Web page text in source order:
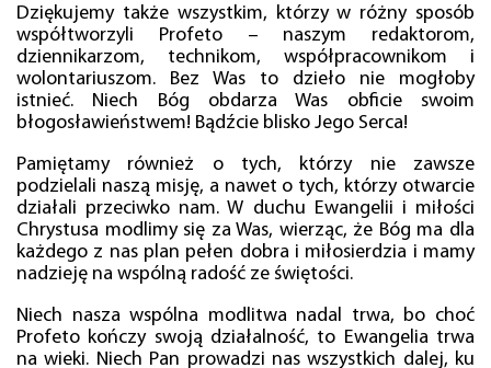
Dziękujemy także wszystkim, którzy w różny sposób
współtworzyli Profeto – naszym redaktorom,
dziennikarzom, technikom, współpracownikom i
wolontariuszom. Bez Was to dzieło nie mogłoby
istnieć. Niech Bóg obdarza Was obficie swoim
błogosławieństwem! Bądźcie blisko Jego Serca!
Pamiętamy również o tych, którzy nie zawsze
podzielali naszą misję, a nawet o tych, którzy otwarcie
działali przeciwko nam. W duchu Ewangelii i miłości
Chrystusa modlimy się za Was, wierząc, że Bóg ma dla
każdego z nas plan pełen dobra i miłosierdzia i mamy
nadzieję na wspólną radość ze świętości.
Niech nasza wspólna modlitwa nadal trwa, bo choć
Profeto kończy swoją działalność, to Ewangelia trwa
na wieki. Niech Pan prowadzi nas wszystkich dalej, ku